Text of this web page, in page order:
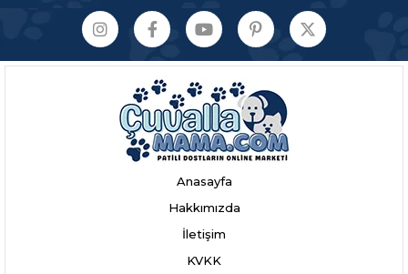
Anasayfa
Hakkımızda
İletişim
KVKK